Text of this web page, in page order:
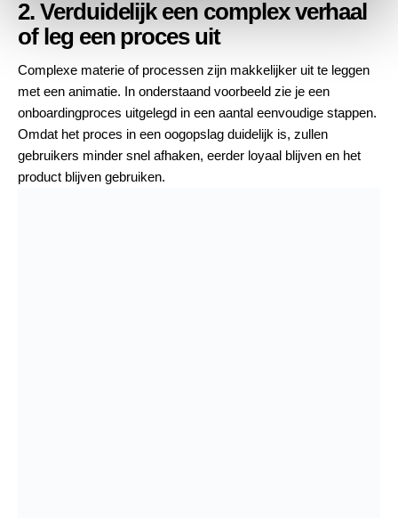
2. Verduidelijk een complex verhaal
of leg een proces uit
Complexe materie of processen zijn makkelijker uit te leggen
met een animatie. In onderstaand voorbeeld zie je een
onboardingproces uitgelegd in een aantal eenvoudige stappen.
Omdat het proces in een oogopslag duidelijk is, zullen
gebruikers minder snel afhaken, eerder loyaal blijven en het
product blijven gebruiken.